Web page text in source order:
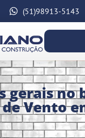
(51)98913-5143
gerais no
Vento